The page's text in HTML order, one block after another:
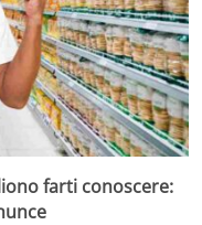
farti conoscere: